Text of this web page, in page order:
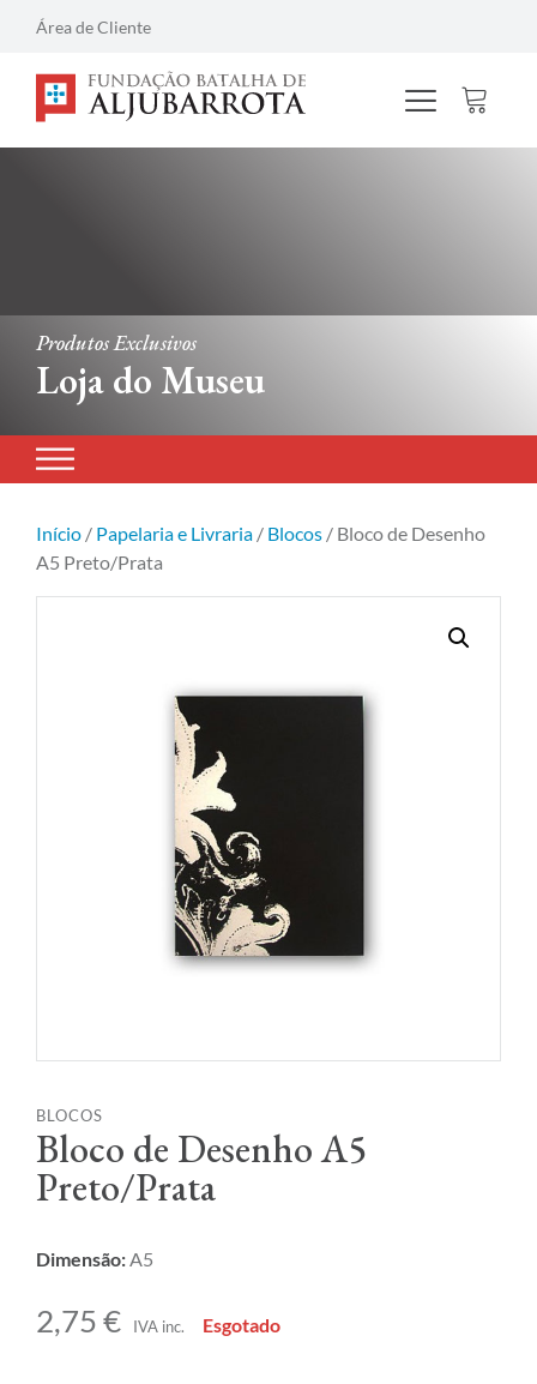
Área de Cliente
Produtos Exclusivos
Loja do Museu
Início / Papelaria e Livraria / Blocos / Bloco de Desenho
A5 Preto/Prata
BLOCOS
Bloco de Desenho A5
Preto/Prata
Dimensão:A5
2,75 € IVA inc. Esgotado